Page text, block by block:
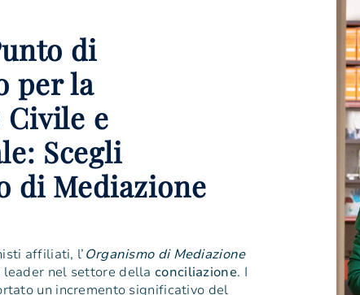
di
per la
Civile e
Scegli
di Mediazione
affiliati, l’Organismo di Mediazione
leader nel settore dellaconciliazione. I
un incremento significativo del